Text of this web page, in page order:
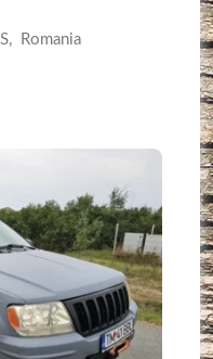
, Romania